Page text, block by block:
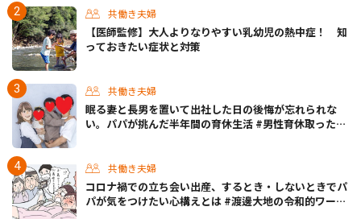
共働き夫婦
【医師監修】大人よりなりやすい乳幼児の熱中症！ 知
っておきたい症状と対策
共働き夫婦
眠る妻と長男を置いて出社した日の後悔が忘れられな
い。パパが挑んだ半年間の育休生活 #男性育休取ったら
共働き夫婦
コロナ禍での立ち会い出産、するとき・しないときでパ
パが気をつけたい心構えとは #渡邊大地の令和的ワーパ